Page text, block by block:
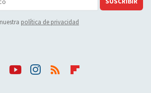
política de privacidad